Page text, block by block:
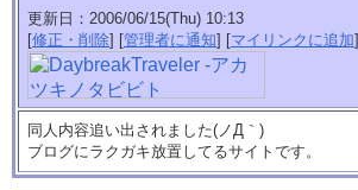
更新日：2006/06/15(Thu) 10:13
[修正・削除] [管理者に通知] [マイリンクに追加]
同人内容追い出されました(ノД｀)
ブログにラクガキ放置してるサイトです。